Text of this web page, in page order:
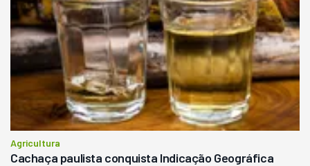
Agricultura
Cachaça paulista conquista Indicação Geográfica